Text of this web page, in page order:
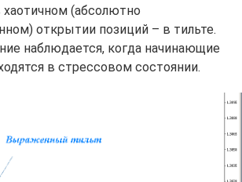
(абсолютно
открытии позиций – в тильте.
наблюдается, когда начинающие
в стрессовом состоянии.